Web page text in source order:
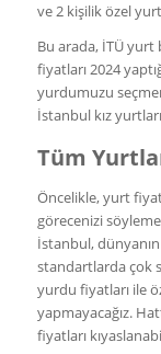
ve 2 kişilik özel
Bu arada, İTÜ yurt
fiyatları 2024
yurdumuzu
İstanbul kız
Tüm
Öncelikle, yurt
görecenizi
İstanbul,
standartlarda çok
yurdu fiyatları ile
yapmayacağız.
fiyatları